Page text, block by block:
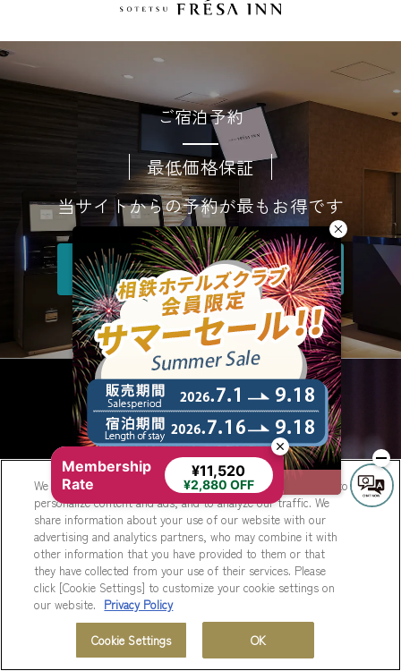
ご宿泊予約
最低価格保証
当サイトからの予約が最もお得です
空室検索
相鉄ホテルズクラブ
相鉄ホテルズクラブアプリでさらにお得
相鉄ホテルズクラブの詳細を見る
会員プログラム
We use cookies to improve your experience on our website, to
personalize content and ads, and to analyze our traffic. We
share information about your use of our website with our
advertising and analytics partners, who may combine it with
other information that you have provided to them or that
they have collected from your use of their services. Please
click [Cookie Settings] to customize your cookie settings on
our website. Privacy Policy
Cookie Settings OK
Membership
Rate
¥11,520
¥2,880 OFF